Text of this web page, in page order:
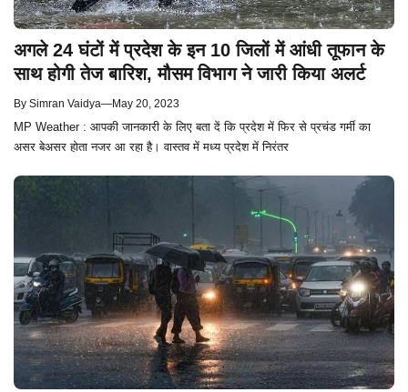
अगले 24 घंटों में प्रदेश के इन 10 जिलों में आंधी तूफान के
साथ होगी तेज बारिश, मौसम विभाग ने जारी किया अलर्ट
By Simran Vaidya—May 20, 2023
MP Weather : आपकी जानकारी के लिए बता दें कि प्रदेश में फिर से प्रचंड गर्मी का
असर बेअसर होता नजर आ रहा है। वास्तव में मध्य प्रदेश में निरंतर